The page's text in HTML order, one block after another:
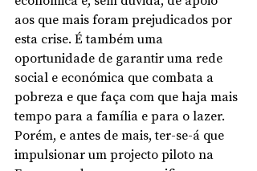
aos que mais foram prejudicados por
esta crise. É também uma
oportunidade de garantir uma rede
social e económica que combata a
pobreza e que faça com que haja mais
tempo para a família e para o lazer.
Porém, e antes de mais, ter-se-á que
impulsionar um projecto piloto na